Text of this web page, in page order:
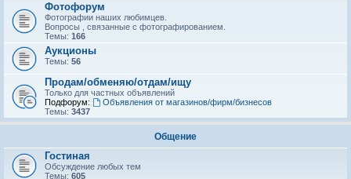
Фотофорум
Фотографии наших любимцев.
Вопросы , связанные с фотографированием.
Темы: 166
Аукционы
Темы: 56
Продам/обменяю/отдам/ищу
Только для частных объявлений
Подфорум:
Объявления от магазинов/фирм/бизнесов
Темы: 3437
Общение
Гостиная
Обсуждение любых тем
Темы: 605